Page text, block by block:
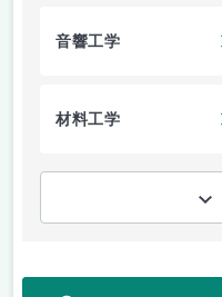
音響工学
材料工学